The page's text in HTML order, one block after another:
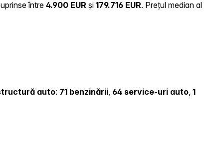
între 4.900 EUR și 179.716 EUR. Prețul median al
auto: 71 benzinării, 64 service-uri auto, 1